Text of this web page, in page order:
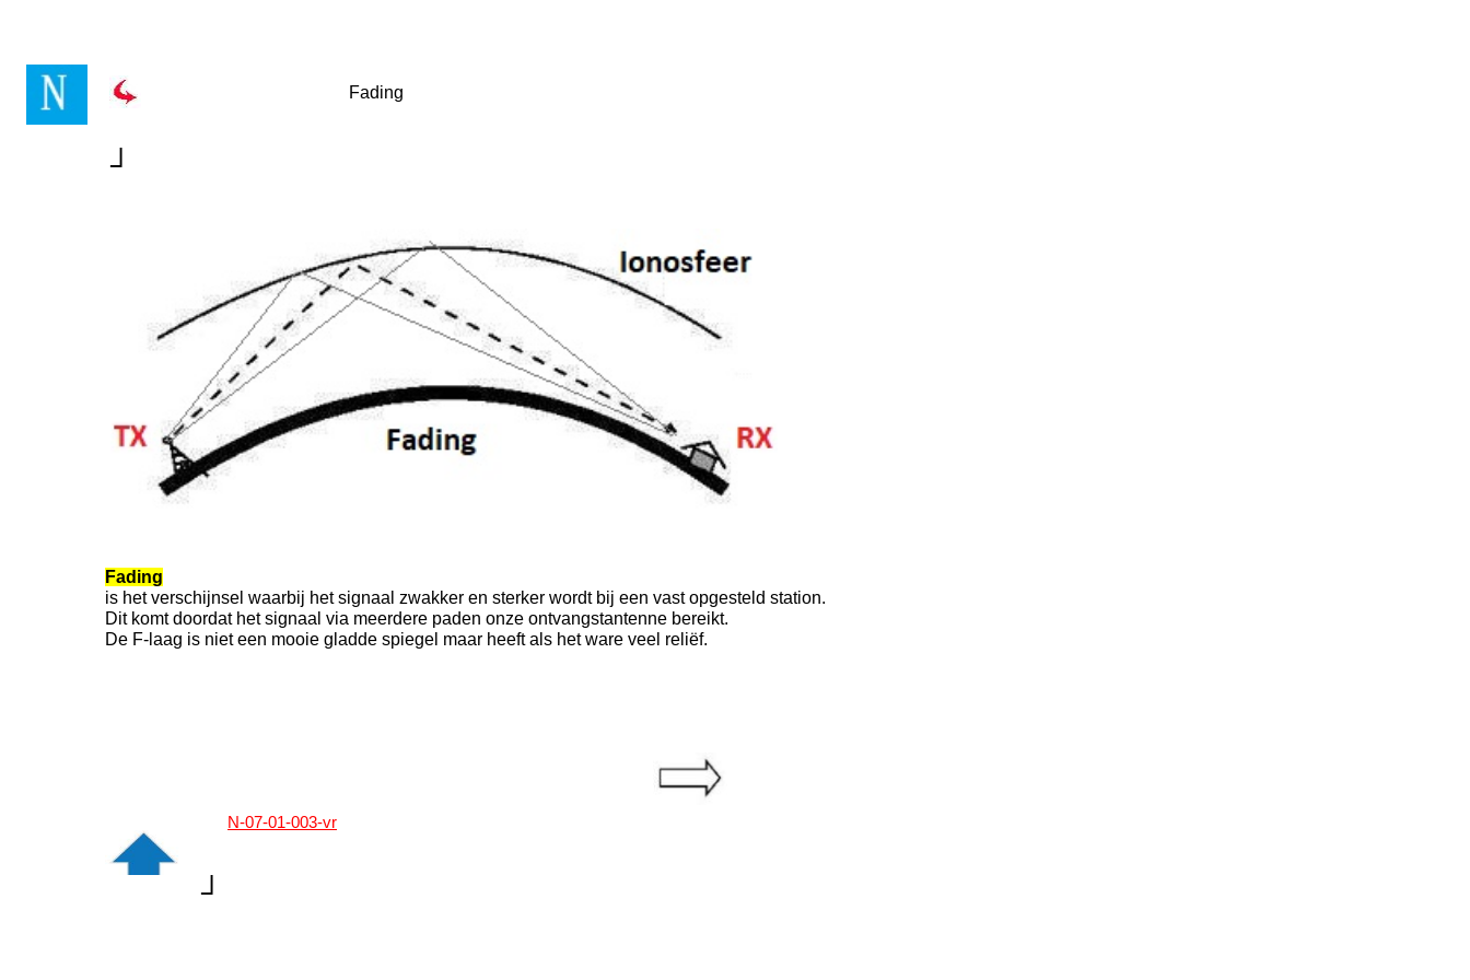
┘
Fading
Fading
is het verschijnsel waarbij het signaal zwakker en sterker wordt bij een vast opgesteld station.
Dit komt doordat het signaal via meerdere paden onze ontvangstantenne bereikt.
De F-laag is niet een mooie gladde spiegel maar heeft als het ware veel reliëf.
N-07-01-003-vr
┘